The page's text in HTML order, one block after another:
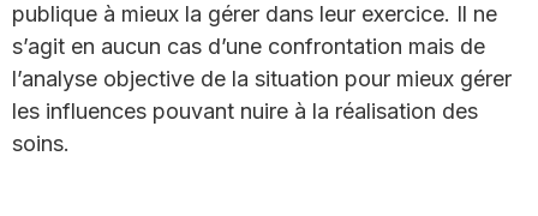
publique à mieux la gérer dans leur exercice. Il ne
s’agit en aucun cas d’une confrontation mais de
l’analyse objective de la situation pour mieux gérer
les influences pouvant nuire à la réalisation des
soins.